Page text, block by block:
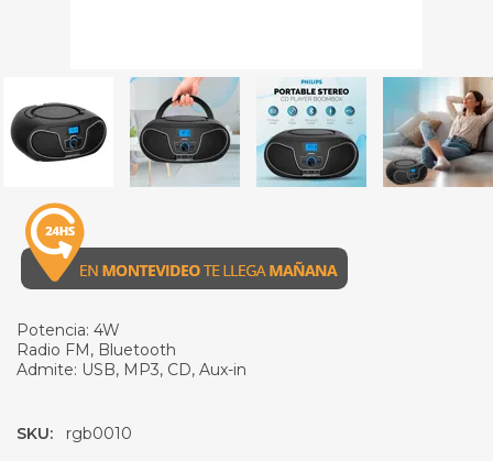
Potencia: 4W
Radio FM, Bluetooth
Admite: USB, MP3, CD, Aux-in
SKU: rgb0010